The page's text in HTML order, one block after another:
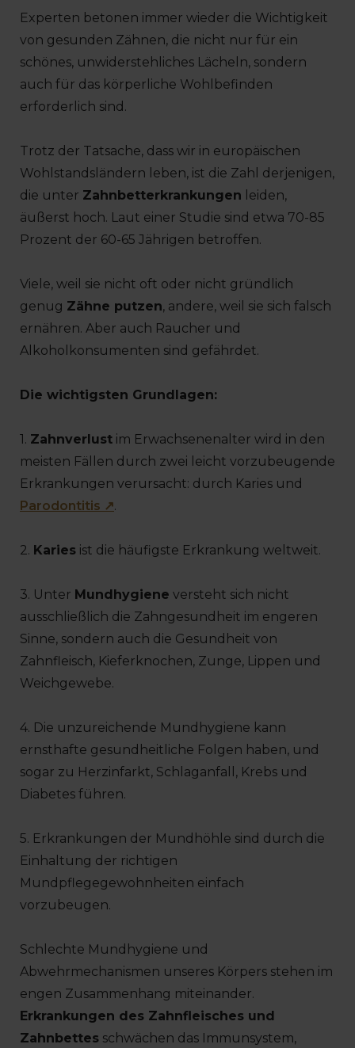
Experten betonen immer wieder die Wichtigkeit
von gesunden Zähnen, die nicht nur für ein
schönes, unwiderstehliches Lächeln, sondern
auch für das körperliche Wohlbefinden
erforderlich sind.
Trotz der Tatsache, dass wir in europäischen
Wohlstandsländern leben, ist die Zahl derjenigen,
die unter Zahnbetterkrankungen leiden,
äußerst hoch. Laut einer Studie sind etwa 70-85
Prozent der 60-65 Jährigen betroffen.
Viele, weil sie nicht oft oder nicht gründlich
genug Zähne putzen, andere, weil sie sich falsch
ernähren. Aber auch Raucher und
Alkoholkonsumenten sind gefährdet.
Die wichtigsten Grundlagen:
1. Zahnverlust im Erwachsenenalter wird in den
meisten Fällen durch zwei leicht vorzubeugende
Erkrankungen verursacht: durch Karies und
Parodontitis ↗.
2. Karies ist die häufigste Erkrankung weltweit.
3. Unter Mundhygiene versteht sich nicht
ausschließlich die Zahngesundheit im engeren
Sinne, sondern auch die Gesundheit von
Zahnfleisch, Kieferknochen, Zunge, Lippen und
Weichgewebe.
4. Die unzureichende Mundhygiene kann
ernsthafte gesundheitliche Folgen haben, und
sogar zu Herzinfarkt, Schlaganfall, Krebs und
Diabetes führen.
5. Erkrankungen der Mundhöhle sind durch die
Einhaltung der richtigen
Mundpflegegewohnheiten einfach
vorzubeugen.
Schlechte Mundhygiene und
Abwehrmechanismen unseres Körpers stehen im
engen Zusammenhang miteinander.
Erkrankungen des Zahnfleisches und
Zahnbettes schwächen das Immunsystem,